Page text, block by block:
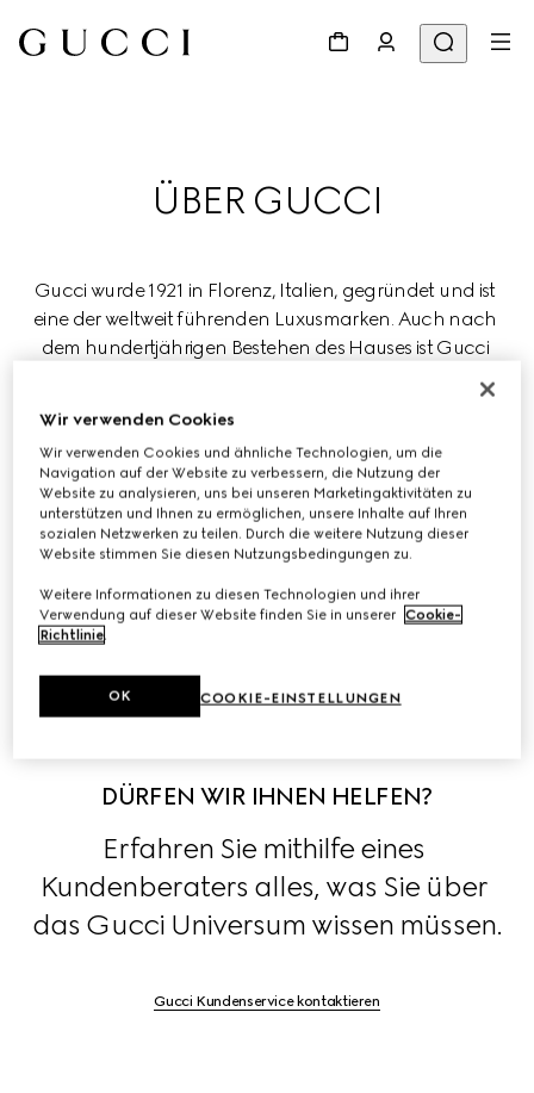
ÜBER GUCCI
Gucci wurde 1921 in Florenz, Italien, gegründet und ist
eine der weltweit führenden Luxusmarken. Auch nach
dem hundertjährigen Bestehen des Hauses ist Gucci
bestrebt, Luxus neu zu definieren und dabei Kreativität,
zelebrieren.
Gucci ist Teil des globalen Luxuskonzerns Kering, der
renommierte Häuser in den Bereichen Mode,
Lederwaren, Schmuck und Brillen führt.
Blicken Sie hinter die Kulissen der Kollektionen des
DÜRFEN WIR IHNEN HELFEN?
Erfahren Sie mithilfe eines
Kundenberaters alles, was Sie über
das Gucci Universum wissen müssen.
Gucci Kundenservice kontaktieren
Wir verwenden Cookies
Wir verwenden Cookies und ähnliche Technologien, um die
Navigation auf der Website zu verbessern, die Nutzung der
Website zu analysieren, uns bei unseren Marketingaktivitäten zu
unterstützen und Ihnen zu ermöglichen, unsere Inhalte auf Ihren
sozialen Netzwerken zu teilen. Durch die weitere Nutzung dieser
Website stimmen Sie diesen Nutzungsbedingungen zu.
Weitere Informationen zu diesen Technologien und ihrer
Verwendung auf dieser Website finden Sie in unserer Cookie-
Richtlinie.
COOKIE-EINSTELLUNGEN
OK